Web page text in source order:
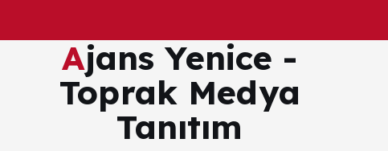
Ajans Yenice -
Toprak Medya
Tanıtım